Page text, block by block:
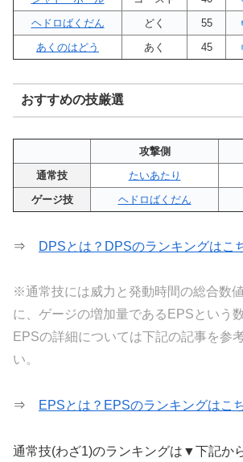
ヘドロばくだん
どく 55
あくのはどう
あく 45
おすすめの技厳選
攻撃側
通常技
たいあたり
ゲージ技
ヘドロばくだん
⇒ DPSとは？DPSのランキングはこ
※通常技には威力と発動時間の総合数
に、ゲージの増加量であるEPSという
EPSの詳細については下記の記事を参
い。
⇒ EPSとは？EPSのランキングはこ
通常技(わざ1)のランキングは▼下記か